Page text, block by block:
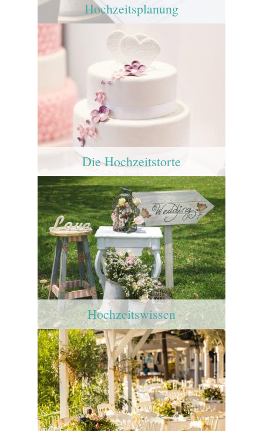
Hochzeitsplanung
Die Hochzeitstorte
Hochzeitswissen